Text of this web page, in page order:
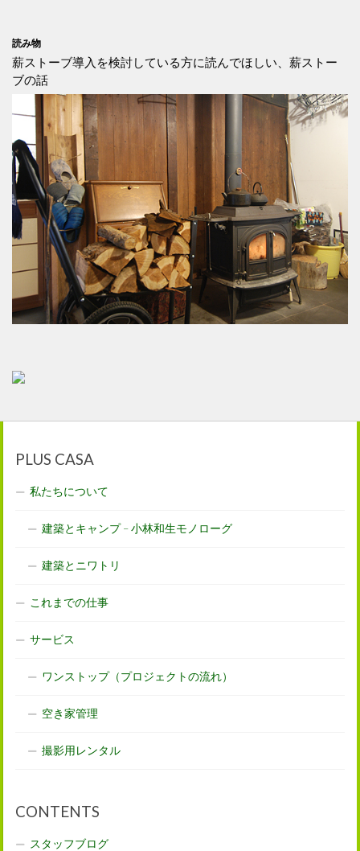
読み物
薪ストーブ導入を検討している方に読んでほしい、薪ストー
ブの話
PLUS CASA
私たちについて
建築とキャンプ – 小林和生モノローグ
建築とニワトリ
これまでの仕事
サービス
ワンストップ（プロジェクトの流れ）
空き家管理
撮影用レンタル
CONTENTS
スタッフブログ